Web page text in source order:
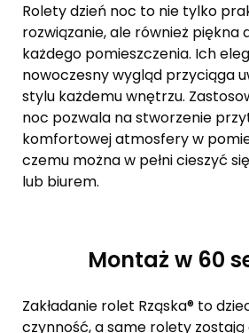
Rolety dzień noc to nie tylko
rozwiązanie, ale również piękna
każdego pomieszczenia. Ich
nowoczesny wygląd przyciąga
stylu każdemu wnętrzu.
noc pozwala na stworzenie
komfortowej atmosfery w
czemu można w pełni cieszyć
lub biurem.
Montaż w 60
Zakładanie rolet Rząska® to
czynność, a same rolety